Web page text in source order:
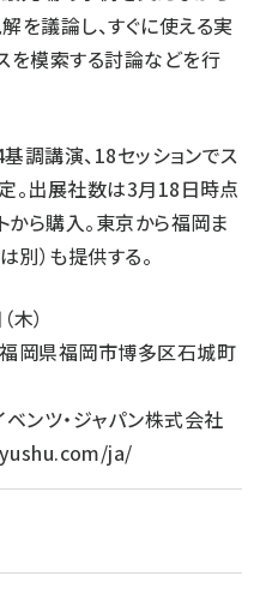
を議論し、すぐに使える実
を模索する討論などを行
調講演、18セッションでス
。出展社数は3月18日時点
ら購入。東京から福岡ま
別）も提供する。
木）
福岡県福岡市博多区石城町
ベンツ・ジャパン株式会社
ja/